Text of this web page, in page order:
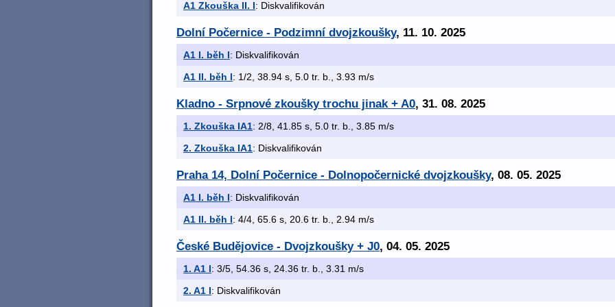
A1 Zkouška II. I: Diskvalifikován
Dolní Počernice - Podzimní dvojzkoušky, 11. 10. 2025
A1 I. běh I: Diskvalifikován
A1 II. běh I: 1/2, 38.94 s, 5.0 tr. b., 3.93 m/s
Kladno - Srpnové zkoušky trochu jinak + A0, 31. 08. 2025
1. Zkouška IA1: 2/8, 41.85 s, 5.0 tr. b., 3.85 m/s
2. Zkouška IA1: Diskvalifikován
Praha 14, Dolní Počernice - Dolnopočernické dvojzkoušky, 08. 05. 2025
A1 I. běh I: Diskvalifikován
A1 II. běh I: 4/4, 65.6 s, 20.6 tr. b., 2.94 m/s
České Budějovice - Dvojzkoušky + J0, 04. 05. 2025
1. A1 I: 3/5, 54.36 s, 24.36 tr. b., 3.31 m/s
2. A1 I: Diskvalifikován